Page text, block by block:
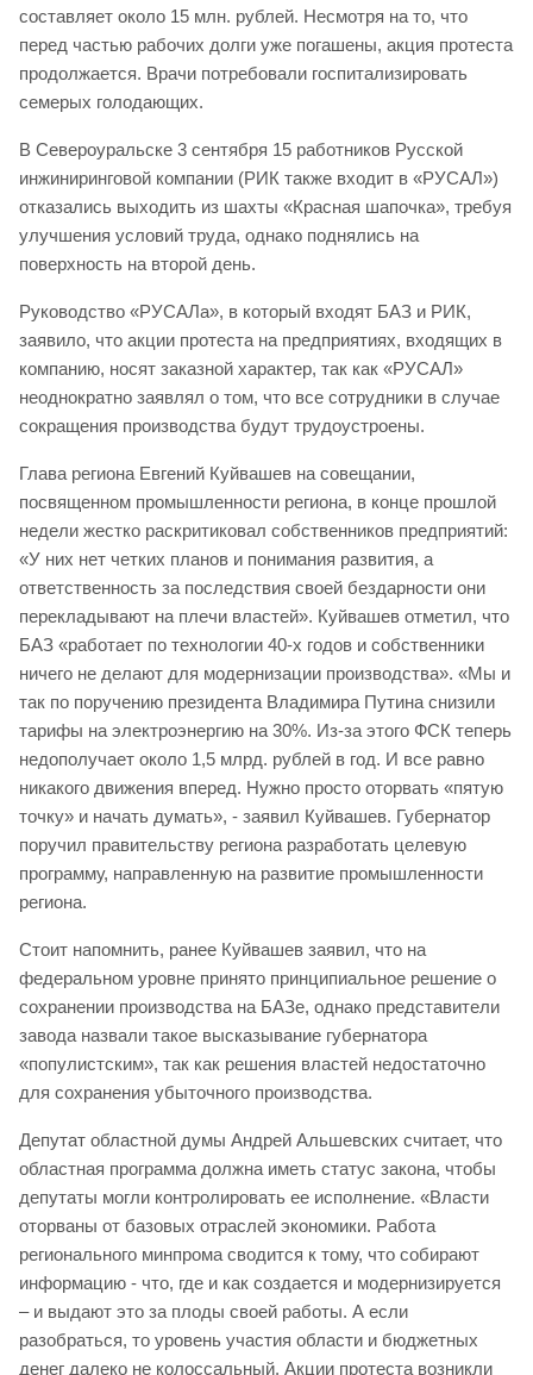
составляет около 15 млн. рублей. Несмотря на то, что
перед частью рабочих долги уже погашены, акция протеста
продолжается. Врачи потребовали госпитализировать
семерых голодающих.
В Североуральске 3 сентября 15 работников Русской
инжиниринговой компании (РИК также входит в «РУСАЛ»)
отказались выходить из шахты «Красная шапочка», требуя
улучшения условий труда, однако поднялись на
поверхность на второй день.
Руководство «РУСАЛа», в который входят БАЗ и РИК,
заявило, что акции протеста на предприятиях, входящих в
компанию, носят заказной характер, так как «РУСАЛ»
неоднократно заявлял о том, что все сотрудники в случае
сокращения производства будут трудоустроены.
Глава региона Евгений Куйвашев на совещании,
посвященном промышленности региона, в конце прошлой
недели жестко раскритиковал собственников предприятий:
«У них нет четких планов и понимания развития, а
ответственность за последствия своей бездарности они
перекладывают на плечи властей». Куйвашев отметил, что
БАЗ «работает по технологии 40-х годов и собственники
ничего не делают для модернизации производства». «Мы и
так по поручению президента Владимира Путина снизили
тарифы на электроэнергию на 30%. Из-за этого ФСК теперь
недополучает около 1,5 млрд. рублей в год. И все равно
никакого движения вперед. Нужно просто оторвать «пятую
точку» и начать думать», - заявил Куйвашев. Губернатор
поручил правительству региона разработать целевую
программу, направленную на развитие промышленности
региона.
Стоит напомнить, ранее Куйвашев заявил, что на
федеральном уровне принято принципиальное решение о
сохранении производства на БАЗе, однако представители
завода назвали такое высказывание губернатора
«популистским», так как решения властей недостаточно
для сохранения убыточного производства.
Депутат областной думы Андрей Альшевских считает, что
областная программа должна иметь статус закона, чтобы
депутаты могли контролировать ее исполнение. «Власти
оторваны от базовых отраслей экономики. Работа
регионального минпрома сводится к тому, что собирают
информацию - что, где и как создается и модернизируется
– и выдают это за плоды своей работы. А если
разобраться, то уровень участия области и бюджетных
денег далеко не колоссальный. Акции протеста возникли